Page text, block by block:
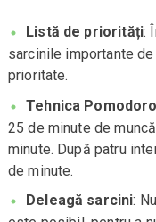
Listă de priorități:
sarcinile importante
prioritate.
Tehnica Pomodoro
25 de minute de
minute. După patru
de minute.
Deleagă sarcini: